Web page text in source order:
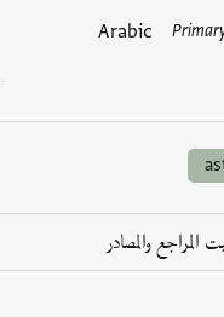
Arabic
المراجع والمصادر